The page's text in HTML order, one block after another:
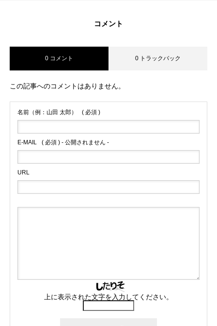
コメント
0 コメント 0 トラックバック
この記事へのコメントはありません。
名前（例：山田 太郎） ( 必須 )
E-MAIL ( 必須 ) - 公開されません -
URL
上に表示された文字を入力してください。